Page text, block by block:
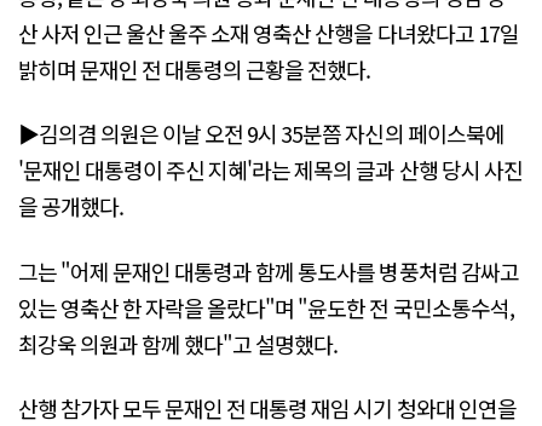
산 사저 인근 울산 울주 소재 영축산 산행을 다녀왔다고 17일
밝히며 문재인 전 대통령의 근황을 전했다.
▶김의겸 의원은 이날 오전 9시 35분쯤 자신의 페이스북에
'문재인 대통령이 주신 지혜'라는 제목의 글과 산행 당시 사진
을 공개했다.
그는 "어제 문재인 대통령과 함께 통도사를 병풍처럼 감싸고
있는 영축산 한 자락을 올랐다"며 "윤도한 전 국민소통수석,
최강욱 의원과 함께 했다"고 설명했다.
산행 참가자 모두 문재인 전 대통령 재임 시기 청와대 인연을